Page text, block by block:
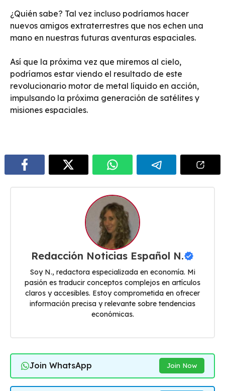
¿Quién sabe? Tal vez incluso podríamos hacer
nuevos amigos extraterrestres que nos echen una
mano en nuestras futuras aventuras espaciales.
Así que la próxima vez que miremos al cielo,
podríamos estar viendo el resultado de este
revolucionario motor de metal líquido en acción,
impulsando la próxima generación de satélites y
misiones espaciales.
Redacción Noticias Español N.
Soy N., redactora especializada en economía. Mi
pasión es traducir conceptos complejos en artículos
claros y accesibles. Estoy comprometida en ofrecer
información precisa y relevante sobre tendencias
económicas.
Join WhatsApp Join Now